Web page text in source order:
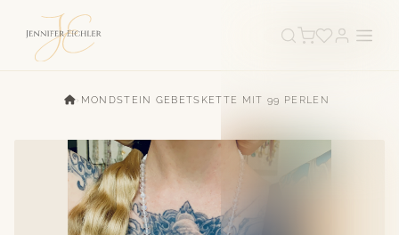
› MONDSTEIN GEBETSKETTE MIT 99 PERLEN